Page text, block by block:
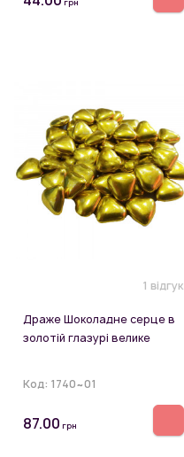
1 відгук
Драже Шоколадне серце в
золотій глазурі велике
Код: 1740~01
87.00 грн